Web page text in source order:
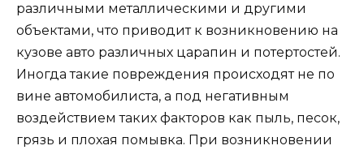
различными металлическими и другими
объектами, что приводит к возникновению на
кузове авто различных царапин и потертостей.
Иногда такие повреждения происходят не по
вине автомобилиста, а под негативным
воздействием таких факторов как пыль, песок,
грязь и плохая помывка. При возникновении